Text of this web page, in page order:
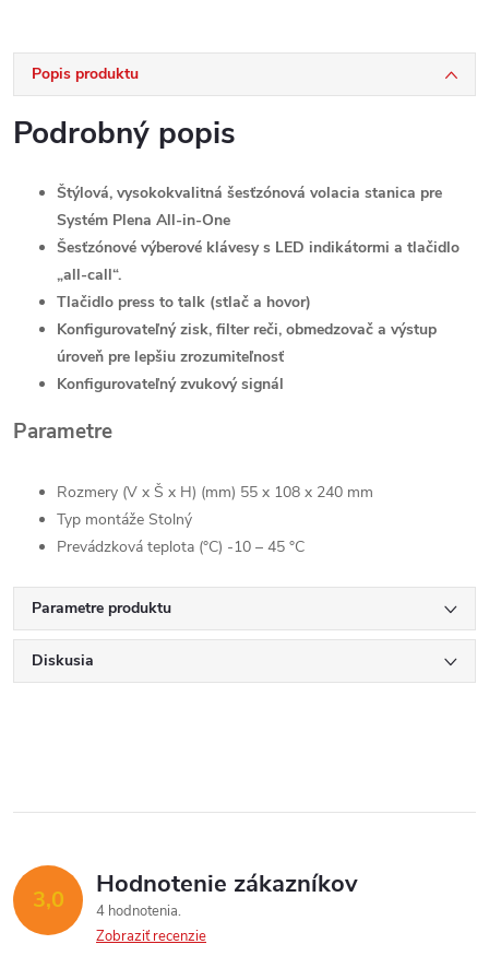
Popis produktu
Podrobný popis
Štýlová, vysokokvalitná šesťzónová volacia stanica pre
Systém Plena All-in-One
Šesťzónové výberové klávesy s LED indikátormi a tlačidlo
„all-call“.
Tlačidlo press to talk (stlač a hovor)
Konfigurovateľný zisk, filter reči, obmedzovač a výstup
úroveň pre lepšiu zrozumiteľnosť
Konfigurovateľný zvukový signál
Parametre
Rozmery (V x Š x H) (mm) 55 x 108 x 240 mm
Typ montáže Stolný
Prevádzková teplota (°C) -10 – 45 °C
Parametre produktu
Diskusia
3,0 Hodnotenie zákazníkov
4 hodnotenia
Zobraziť recenzie